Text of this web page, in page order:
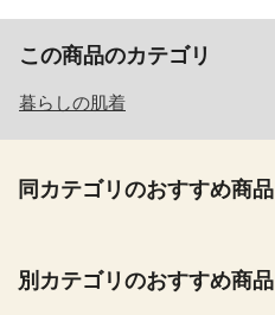
この商品のカテゴリ
暮らしの肌着
同カテゴリのおすすめ商品
別カテゴリのおすすめ商品